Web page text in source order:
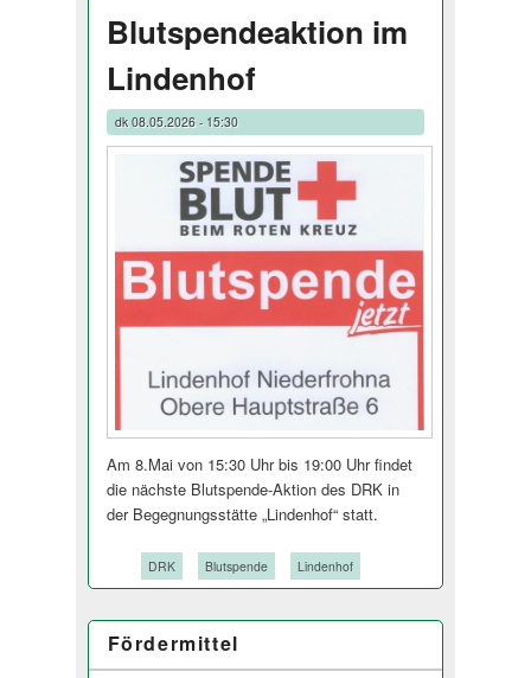
Blutspendeaktion im
Lindenhof
dk08.05.2026 - 15:30
Am 8.Mai von 15:30 Uhr bis 19:00 Uhr findet
die nächste Blutspende-Aktion des DRK in
der Begegnungsstätte „Lindenhof“ statt.
DRK Blutspende Lindenhof
Fördermittel